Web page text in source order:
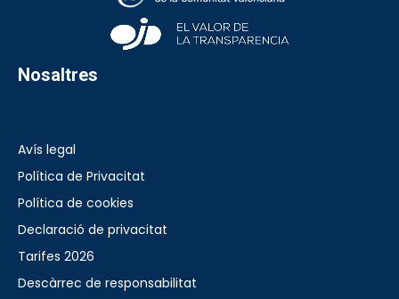
Nosaltres
Avís legal
Política de Privacitat
Política de cookies
Declaració de privacitat
Tarifes 2026
Descàrrec de responsabilitat